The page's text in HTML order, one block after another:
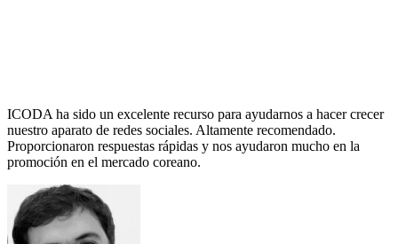
ICODA ha sido un excelente recurso para ayudarnos a hacer crecer
nuestro aparato de redes sociales. Altamente recomendado.
Proporcionaron respuestas rápidas y nos ayudaron mucho en la
promoción en el mercado coreano.